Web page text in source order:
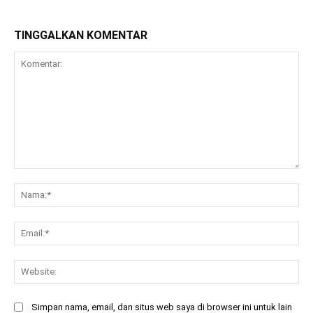
TINGGALKAN KOMENTAR
Simpan nama, email, dan situs web saya di browser ini untuk lain